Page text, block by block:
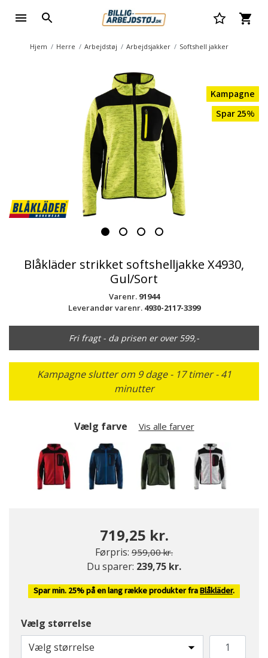
Hjem Herre Arbejdstøj Arbejdsjakker Softshell jakker
Kampagne
Spar 25%
Blåkläder strikket softshelljakke X4930,
Gul/Sort
Varenr. 91944
Leverandør varenr. 4930-2117-3399
Fri fragt - da prisen er over 599,-
Kampagne slutter om 9 dage - 17 timer - 41
minutter
Vælg farve Vis alle farver
valgte
719,25 kr.
Førpris: Pris nedsat fra
959,00 kr.til
Du sparer: 239,75 kr.
Spar min. 25% på en lang række produkter fraBlåkläder.
Vælg størrelse
Vælg størrelse